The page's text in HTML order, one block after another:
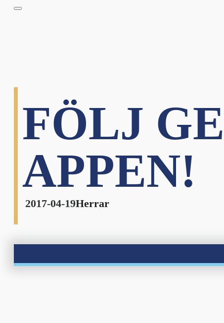
FÖLJ
APPEN!
2017-04-19Herrar